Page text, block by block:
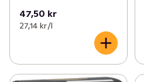
47,50 kr
27,14 kr /l